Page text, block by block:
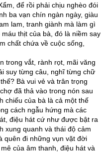
để rồi phải chịu nghèo đói
ba vạn chín ngàn ngày, giàu
lam, tranh giành mà làm gì
thịt của bà, đó là niềm say
chất chứa về cuộc sống,
trong vắt, rành rọt, mãi văng
suy từng câu, nghĩ từng chữ
Bà vui vẻ và trân trọng
đã thả vào trong nón sau
chiếu của bà là cả một thế
cách ngẫu hứng mà các
điệu hát cứ như được bật ra
xung quanh và thái độ cảm
quên đi những vụn vặt đời
của âm thanh, điệu hát và